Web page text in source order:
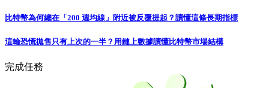
比特幣為何總在「200 週均線」附近被反覆提起？讀懂這條長期指標
這輪恐慌拋售只有上次的一半？用鏈上數據讀懂比特幣市場結構
完成任務